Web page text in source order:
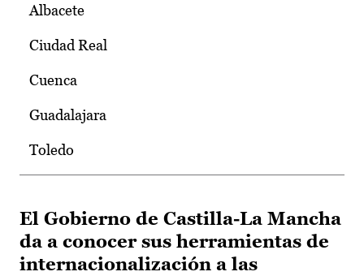
Albacete
Ciudad Real
Cuenca
Guadalajara
Toledo
El Gobierno de Castilla-La Mancha
da a conocer sus herramientas de
internacionalización a las